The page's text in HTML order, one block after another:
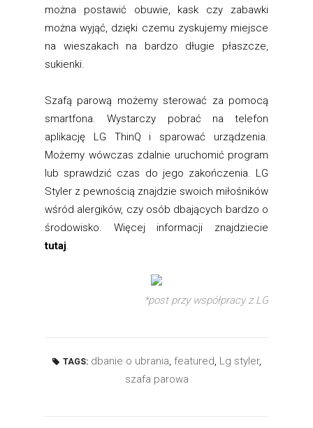
można postawić obuwie, kask czy zabawki
można wyjąć, dzięki czemu zyskujemy miejsce
na wieszakach na bardzo długie płaszcze,
sukienki.
Szafą parową możemy sterować za pomocą
smartfona. Wystarczy pobrać na telefon
aplikację LG ThinQ i sparować urządzenia.
Możemy wówczas zdalnie uruchomić program
lub sprawdzić czas do jego zakończenia. LG
Styler z pewnością znajdzie swoich miłośników
wśród alergików, czy osób dbających bardzo o
środowisko. Więcej informacji znajdziecie
tutaj.
*post przy współpracy z LG
TAGS: dbanie o ubrania, featured, Lg styler,
szafa parowa